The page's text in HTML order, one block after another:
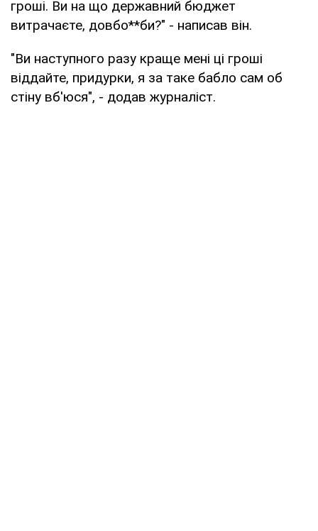
гроші. Ви на що державний бюджет
витрачаєте, довбо**би?" - написав він.
"Ви наступного разу краще мені ці гроші
віддайте, придурки, я за таке бабло сам об
стіну вб'юся", - додав журналіст.